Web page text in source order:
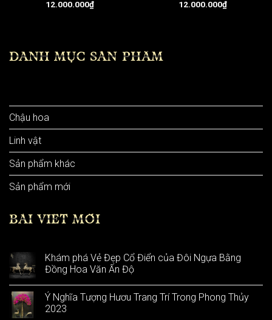
12.000.000₫
12.000.000₫
DANH MỤC SẢN PHẨM
Chậu hoa
Linh vật
Sản phẩm khác
Sản phẩm mới
BÀI VIẾT MỚI
Khám phá Vẻ Đẹp Cổ Điển của Đôi Ngựa Bằng
Đồng Hoa Văn Ấn Độ
Ý Nghĩa Tượng Hươu Trang Trí Trong Phong Thủy
2023